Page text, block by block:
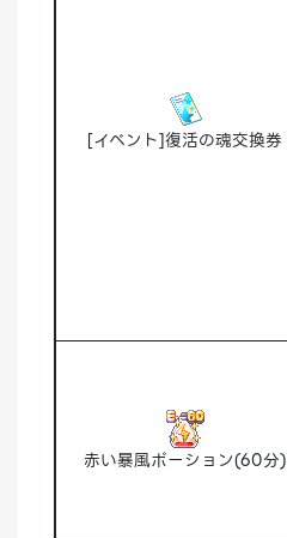
[イベント]復活の魂交換券
赤い暴風ポーション(60分)